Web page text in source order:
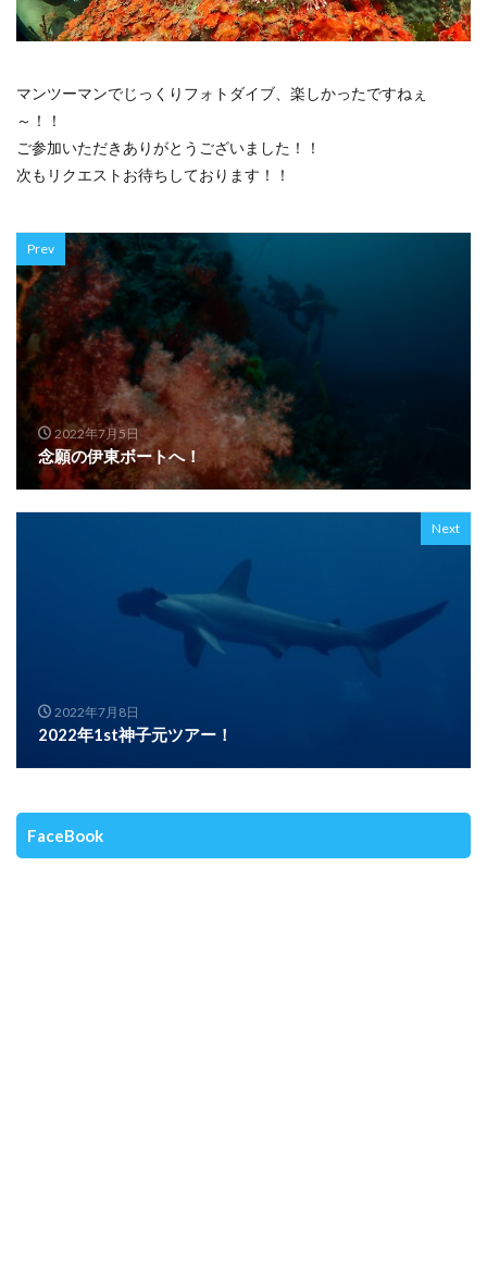
マンツーマンでじっくりフォトダイブ、楽しかったですねぇ
～！！
ご参加いただきありがとうございました！！
次もリクエストお待ちしております！！
Prev
2022年7月5日
念願の伊東ボートへ！
Next
2022年7月8日
2022年1st神子元ツアー！
FaceBook